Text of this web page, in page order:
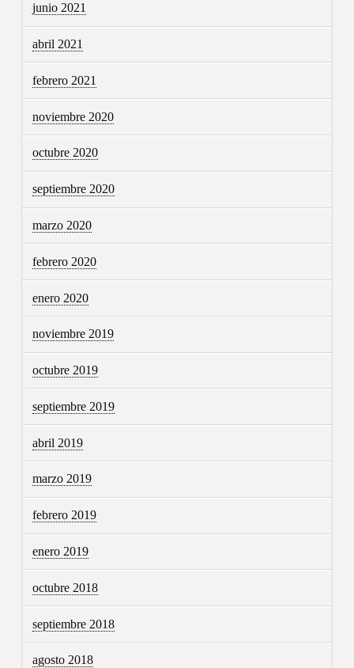
junio 2021
abril 2021
febrero 2021
noviembre 2020
octubre 2020
septiembre 2020
marzo 2020
febrero 2020
enero 2020
noviembre 2019
octubre 2019
septiembre 2019
abril 2019
marzo 2019
febrero 2019
enero 2019
octubre 2018
septiembre 2018
agosto 2018